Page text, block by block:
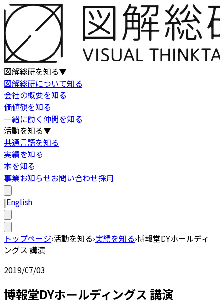
図解総研を知る▼
図解総研について知る
会社の概要を知る
価値観を知る
一緒に働く仲間を知る
活動を知る▼
共通言語を知る
実績を知る
本を知る
事業お知らせお問い合わせ採用
|English
トップページ›活動を知る›実績を知る›博報堂DYホールディ
ングス 講演
2019/07/03
博報堂DYホールディングス 講演